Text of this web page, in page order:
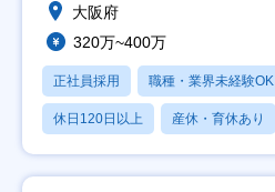
大阪府
320万~400万
正社員採用 職種・業界未経験OK
休日120日以上 産休・育休あり